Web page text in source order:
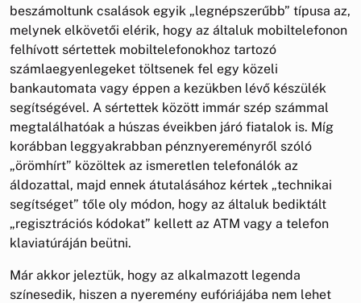
beszámoltunk csalások egyik „legnépszerűbb” típusa az,
melynek elkövetői elérik, hogy az általuk mobiltelefonon
felhívott sértettek mobiltelefonokhoz tartozó
számlaegyenlegeket töltsenek fel egy közeli
bankautomata vagy éppen a kezükben lévő készülék
segítségével. A sértettek között immár szép számmal
megtalálhatóak a húszas éveikben járó fiatalok is. Míg
korábban leggyakrabban pénznyereményről szóló
„örömhírt” közöltek az ismeretlen telefonálók az
áldozattal, majd ennek átutalásához kértek „technikai
segítséget” tőle oly módon, hogy az általuk bediktált
„regisztrációs kódokat” kellett az ATM vagy a telefon
klaviatúráján beütni.
Már akkor jeleztük, hogy az alkalmazott legenda
színesedik, hiszen a nyeremény eufóriájába nem lehet